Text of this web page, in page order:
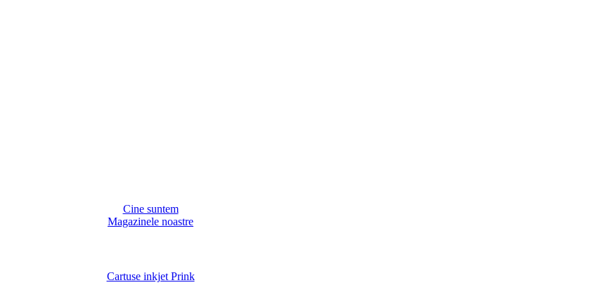
Cine suntem
Magazinele noastre
Cartuse inkjet Prink